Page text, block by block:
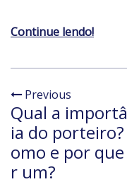
Continue lendo!
Previous
Qual a
ia do porteiro?
omo e por que
r um?